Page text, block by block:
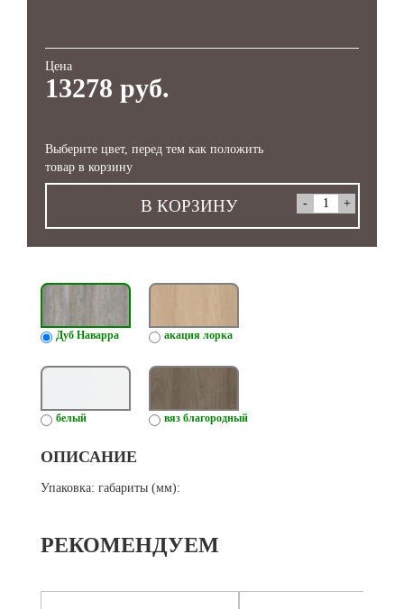
Цена
13278 руб.
Выберите цвет, перед тем как положить
товар в корзину
В КОРЗИНУ
Дуб Наварра акация лорка
белый вяз благородный
ОПИСАНИЕ
Упаковка: габариты (мм):
РЕКОМЕНДУЕМ